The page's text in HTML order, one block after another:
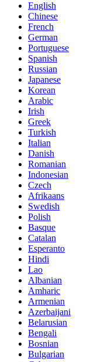
English
Chinese
French
German
Portuguese
Spanish
Russian
Japanese
Korean
Arabic
Irish
Greek
Turkish
Italian
Danish
Romanian
Indonesian
Czech
Afrikaans
Swedish
Polish
Basque
Catalan
Esperanto
Hindi
Lao
Albanian
Amharic
Armenian
Azerbaijani
Belarusian
Bengali
Bosnian
Bulgarian